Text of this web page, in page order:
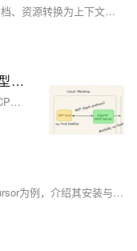
AnythingLLM 是一个全栈应用程序，能够将文档、资源转换为上下文，支持多种大语言模型和向量数据库，提供智能聊天功能。
Jupyter MCP服务器部署实战：AI模型与Python环境无缝集成教程
Jupyter MCP服务器基于模型上下文协议（MCP），实现大型语言模型与Jupyter环境的无缝集成。它通过标准化接口，让AI模型安全访问和操作Jupyter核心组件，如内核、文件系统和终端。本文深入解析其技术架构、功能特性及部署方法。MCP服务器解决了传统AI模型缺乏实时上下文感知的问题，支持代码执行、变量状态获取、文件管理等功能，提升编程效率。同时，严格的权限控制确保了安全性。作为智能化交互工具，Jupyter MCP为动态计算环境与AI模型之间搭建了高效桥梁。
这是小卷对AI编程工具学习的首篇文章，以Cursor为例，介绍其安装与基本功能。Cursor分为狭义和广义两类，前者辅助程序员高效编程，后者让无基础用户也能创建应用。文章详细讲解了Cursor的安装、快捷键、代码生成、修改、补全及项目理解等功能，并展示了如何通过提示词实现需求，帮助小白轻松上手编程。